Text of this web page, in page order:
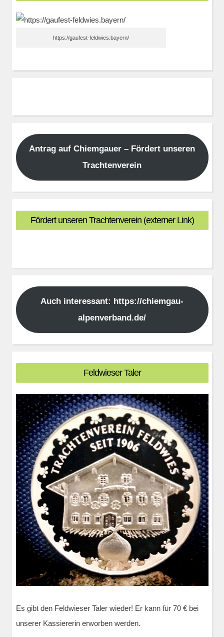
https://gaufest-feldwies.bayern/
Antrag auf Chiemgauer – Fördert unseren
Trachtenverein
Fördert unseren Trachtenverein (externer Link)
Auch interessant: https://chiemgau-
alpenverband.de/
Feldwieser Taler
Es gibt den Feldwieser Taler wieder! Er kann für 70 € bei
unserer Kassiererin erworben werden.